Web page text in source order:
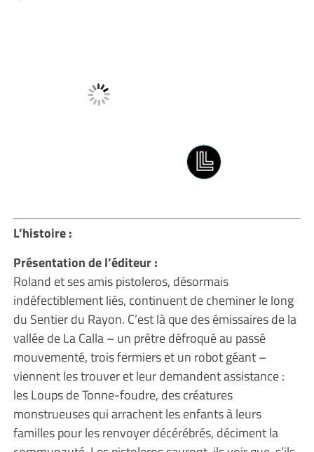
L’histoire :
Présentation de l’éditeur :
Roland et ses amis pistoleros, désormais
indéfectiblement liés, continuent de cheminer le long
du Sentier du Rayon. C’est là que des émissaires de la
vallée de La Calla – un prêtre défroqué au passé
mouvementé, trois fermiers et un robot géant –
viennent les trouver et leur demandent assistance :
les Loups de Tonne-foudre, des créatures
monstrueuses qui arrachent les enfants à leurs
familles pour les renvoyer décérébrés, déciment la